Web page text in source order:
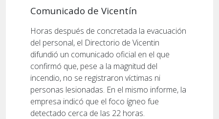
Comunicado de Vicentín
Horas después de concretada la evacuación
del personal, el Directorio de Vicentin
difundió un comunicado oficial en el que
confirmó que, pese a la magnitud del
incendio, no se registraron víctimas ni
personas lesionadas. En el mismo informe, la
empresa indicó que el foco ígneo fue
detectado cerca de las 22 horas.